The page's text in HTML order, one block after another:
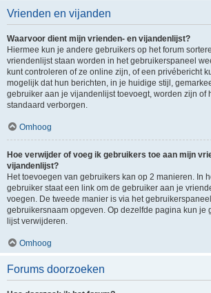
Vrienden en vijanden
Waarvoor dient mijn vrienden- en vijandenlijst?
Hiermee kun je andere gebruikers op het forum
vriendenlijst staan worden in het gebruikerspaneel
kunt controleren of ze online zijn, of een privébericht
mogelijk dat hun berichten, in je huidige stijl,
gebruiker aan je vijandenlijst toevoegt, worden zijn of
standaard verborgen.
Omhoog
Hoe verwijder of voeg ik gebruikers toe aan mijn
vijandenlijst?
Het toevoegen van gebruikers kan op 2 manieren. In
gebruiker staat een link om de gebruiker aan je
voegen. De tweede manier is via het
gebruikersnaam opgeven. Op dezelfde pagina kun je
lijst verwijderen.
Omhoog
Forums doorzoeken